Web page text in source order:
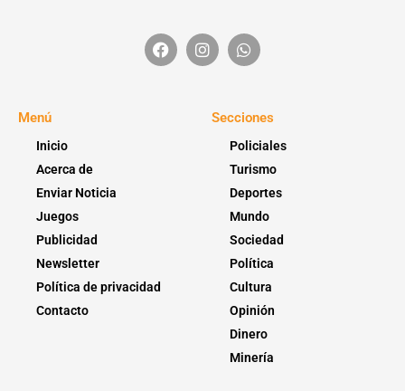
Menú
Inicio
Acerca de
Enviar Noticia
Juegos
Publicidad
Newsletter
Política de privacidad
Contacto
Secciones
Policiales
Turismo
Deportes
Mundo
Sociedad
Política
Cultura
Opinión
Dinero
Minería